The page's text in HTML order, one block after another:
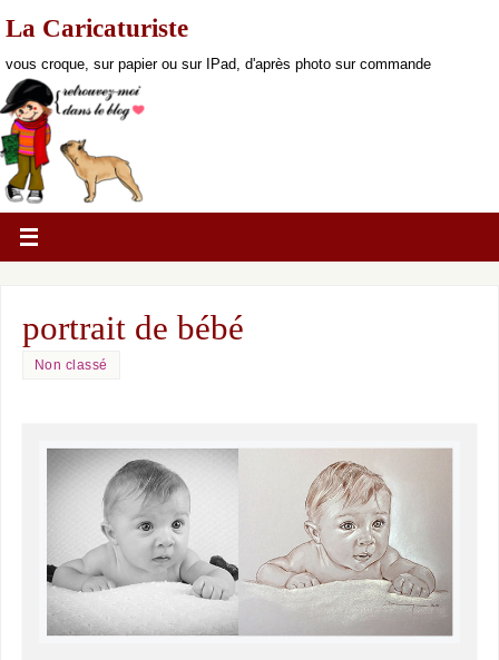
La Caricaturiste
vous croque, sur papier ou sur IPad, d'après photo sur commande
portrait de bébé
Non classé